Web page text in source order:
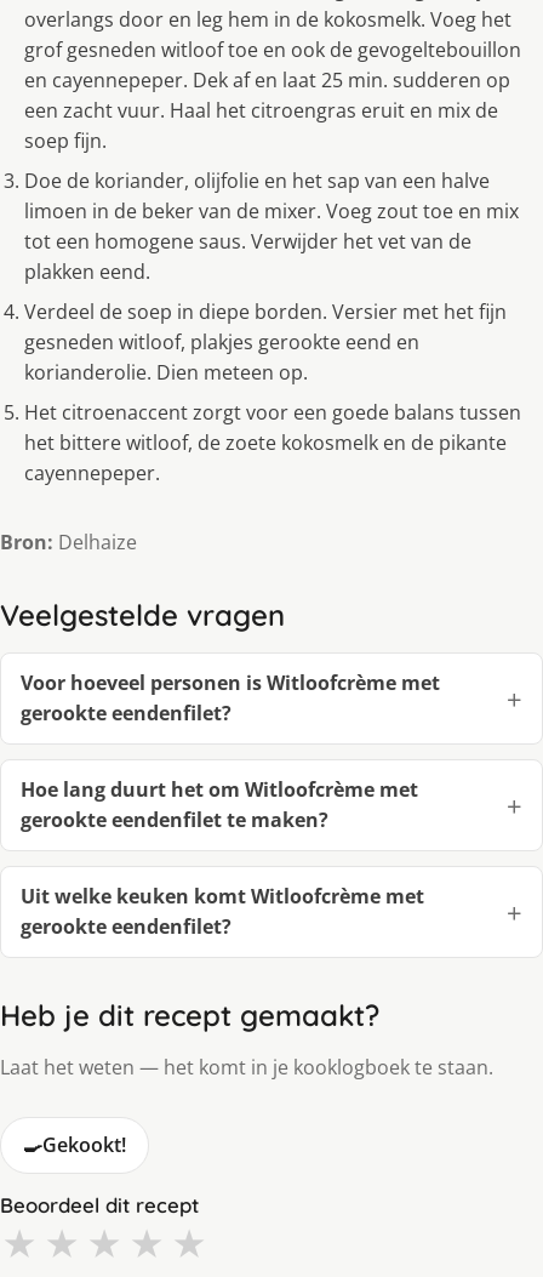
overlangs door en leg hem in de kokosmelk. Voeg het
grof gesneden witloof toe en ook de gevogeltebouillon
en cayennepeper. Dek af en laat 25 min. sudderen op
een zacht vuur. Haal het citroengras eruit en mix de
soep fijn.
Doe de koriander, olijfolie en het sap van een halve
limoen in de beker van de mixer. Voeg zout toe en mix
tot een homogene saus. Verwijder het vet van de
plakken eend.
Verdeel de soep in diepe borden. Versier met het fijn
gesneden witloof, plakjes gerookte eend en
korianderolie. Dien meteen op.
Het citroenaccent zorgt voor een goede balans tussen
het bittere witloof, de zoete kokosmelk en de pikante
cayennepeper.
Bron: Delhaize
Veelgestelde vragen
Voor hoeveel personen is Witloofcrème met
gerookte eendenfilet?
Hoe lang duurt het om Witloofcrème met
gerookte eendenfilet te maken?
Uit welke keuken komt Witloofcrème met
gerookte eendenfilet?
Heb je dit recept gemaakt?
Laat het weten — het komt in je kooklogboek te staan.
🍳Gekookt!
Beoordeel dit recept
★ ★ ★ ★ ★